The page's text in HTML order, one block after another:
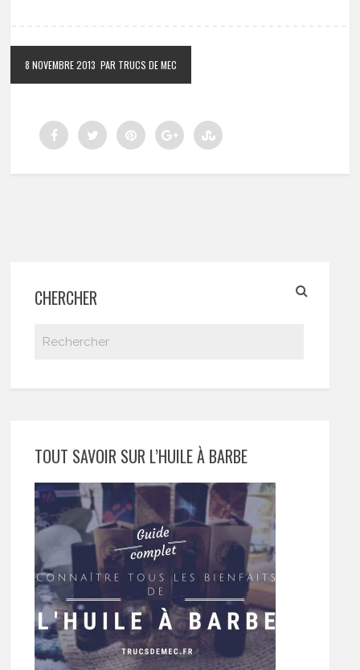
8 NOVEMBRE 2013 PAR TRUCS DE MEC
CHERCHER
TOUT SAVOIR SUR L’HUILE À BARBE